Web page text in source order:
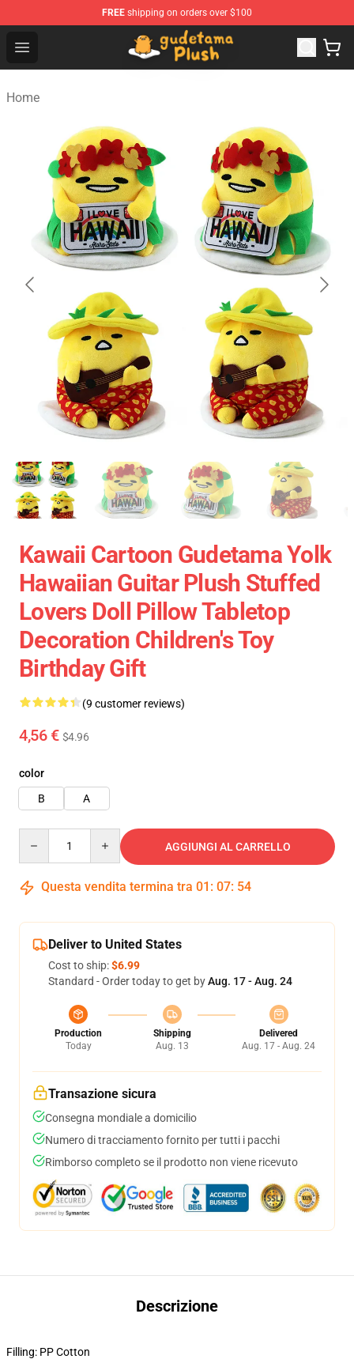
FREE shipping on orders over $100
Open menu
Gudetama Plush Shop - The Best Store of Gudetama
Home
Kawaii Cartoon Gudetama Yolk
Hawaiian Guitar Plush Stuffed
Lovers Doll Pillow Tabletop
Decoration Children's Toy
Birthday Gift
(9 customer reviews)
4,56 € $4.96
color
B
A
AGGIUNGI AL CARRELLO
Questa vendita termina tra 01 : 07: 52
Deliver to United States
Cost to ship:$6.99
Standard - Order today to get byAug. 17 - Aug. 24
Production
Today
Shipping
Aug. 13
Delivered
Aug. 17 - Aug. 24
Transazione sicura
Consegna mondiale a domicilio
Numero di tracciamento fornito per tutti i pacchi
Rimborso completo se il prodotto non viene ricevuto
Descrizione
Filling: PP Cotton